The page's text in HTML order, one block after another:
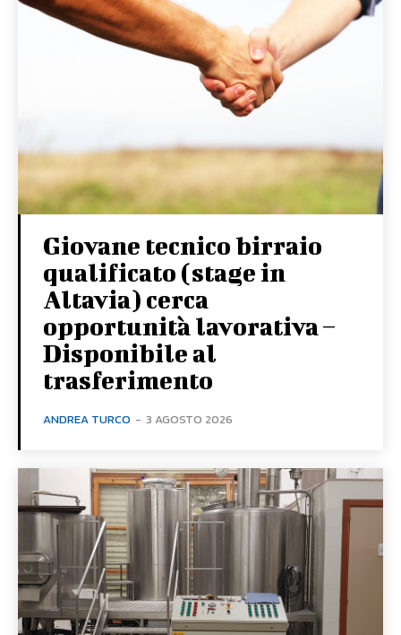
Giovane tecnico birraio
qualificato (stage in
Altavia) cerca
opportunità lavorativa –
Disponibile al
trasferimento
ANDREA TURCO - 3 AGOSTO 2026